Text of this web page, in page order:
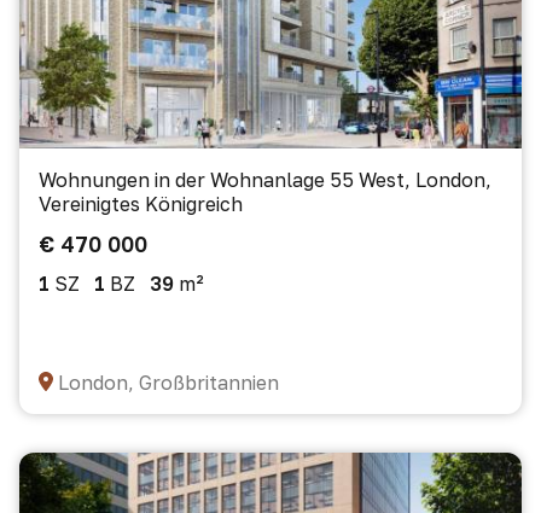
Wohnungen in der Wohnanlage 55 West, London,
Vereinigtes Königreich
€ 470 000
1 SZ 1 BZ 39 m²
London, Großbritannien